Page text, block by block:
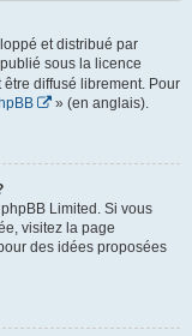
et distribué par
sous la licence
diffusé librement. Pour
» (en anglais).
Limited. Si vous
visitez la page
des idées proposées